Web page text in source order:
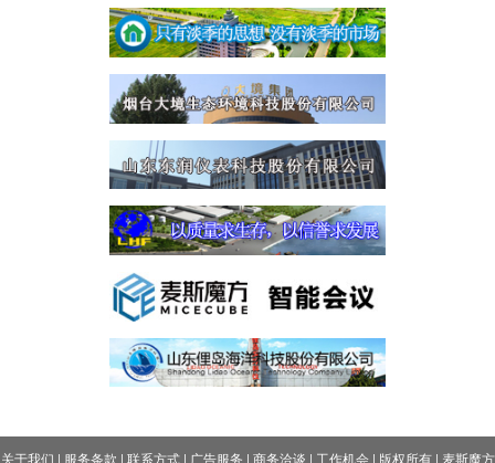
关于我们 | 服务条款 | 联系方式| 广告服务 | 商务洽谈 | 工作机会| 版权所有| 麦斯魔方